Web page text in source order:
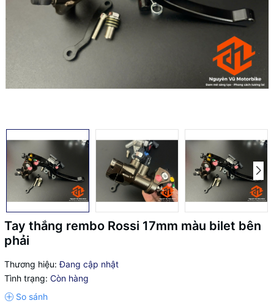
Tay thắng rembo Rossi 17mm màu bilet bên
phải
Thương hiệu: Đang cập nhật
Tình trạng: Còn hàng